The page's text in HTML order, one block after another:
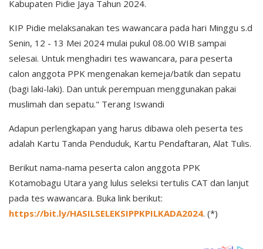
Kabupaten Pidie Jaya Tahun 2024.
KIP Pidie melaksanakan tes wawancara pada hari Minggu s.d
Senin, 12 - 13 Mei 2024 mulai pukul 08.00 WIB sampai
selesai. Untuk menghadiri tes wawancara, para peserta
calon anggota PPK mengenakan kemeja/batik dan sepatu
(bagi laki-laki). Dan untuk perempuan menggunakan pakai
muslimah dan sepatu." Terang Iswandi
Adapun perlengkapan yang harus dibawa oleh peserta tes
adalah Kartu Tanda Penduduk, Kartu Pendaftaran, Alat Tulis.
Berikut nama-nama peserta calon anggota PPK
Kotamobagu Utara yang lulus seleksi tertulis CAT dan lanjut
pada tes wawancara. Buka link berikut:
https://bit.ly/HASILSELEKSIPPKPILKADA2024. (*)